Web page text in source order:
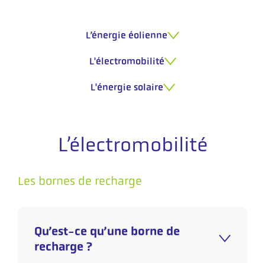
L’énergie éolienne
L'électromobilité
L'énergie solaire
L’électromobilité
Les bornes de recharge
Qu’est-ce qu’une borne de
recharge ?